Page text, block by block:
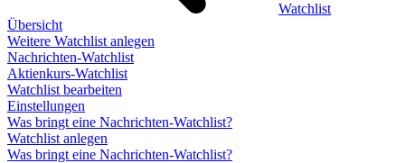
Watchlist
Übersicht
Weitere Watchlist anlegen
Nachrichten-Watchlist
Aktienkurs-Watchlist
Watchlist bearbeiten
Einstellungen
Was bringt eine Nachrichten-Watchlist?
Watchlist anlegen
Was bringt eine Nachrichten-Watchlist?